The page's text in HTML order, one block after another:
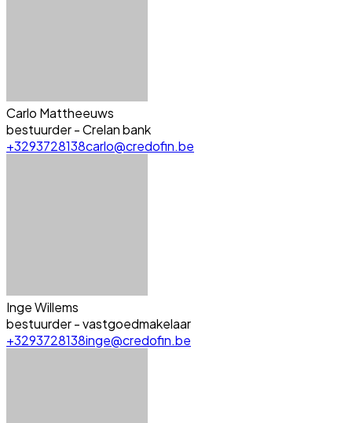
Carlo Mattheeuws
bestuurder - Crelan bank
+3293728138carlo@credofin.be
Inge Willems
bestuurder - vastgoedmakelaar
+3293728138inge@credofin.be